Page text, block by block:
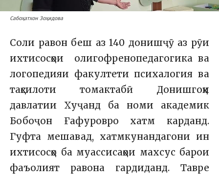
Сабоҳатхон Зоҳидова
Соли равон беш аз 140 донишҷӯ аз рӯи
ихтисосҳои олигофренопедагогика ва
логопедияи факултети психалогия ва
таҳсилоти томактабӣ Донишгоҳи
давлатии Хуҷанд ба номи академик
Бобоҷон Ғафуровро хатм карданд.
Гуфта мешавад, хатмкунандагони ин
ихтисосҳо ба муассисаҳои махсус барои
фаъолият равона гардиданд. Тавре